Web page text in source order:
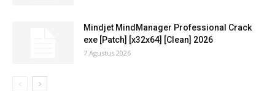
Mindjet MindManager Professional Crack
exe [Patch] [x32x64] [Clean] 2026
7 Agustus 2026